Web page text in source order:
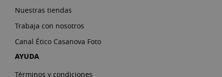
Nuestras tiendas
Trabaja con nosotros
Canal Ético Casanova Foto
AYUDA
Términos y condiciones